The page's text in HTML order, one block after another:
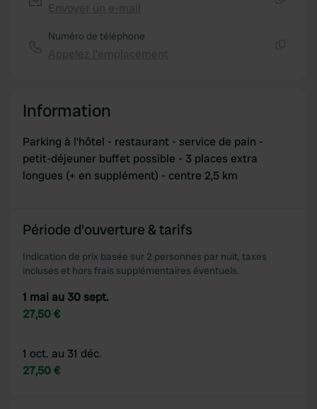
Numéro de téléphone
Information
Parking à l'hôtel - restaurant - service de pain -
petit-déjeuner buffet possible - 3 places extra
longues (+ en supplément) - centre 2,5 km
Période d'ouverture & tarifs
Indication de prix basée sur 2 personnes par nuit, taxes
incluses et hors frais supplémentaires éventuels.
1 mai au 30 sept.
27,50 €
1 oct. au 31 déc.
27,50 €